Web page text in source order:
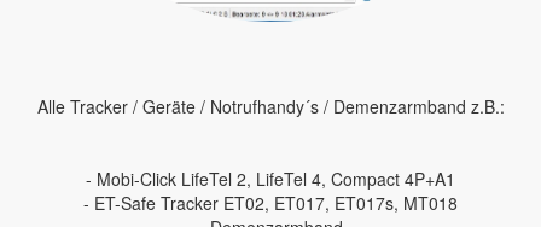
Alle Tracker / Geräte / Notrufhandy´s / Demenzarmband z.B.:
- Mobi-Click LifeTel 2, LifeTel 4, Compact 4P+A1
- ET-Safe Tracker ET02, ET017, ET017s, MT018